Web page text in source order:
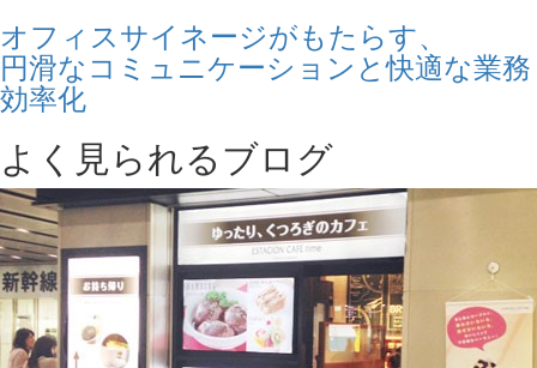
オフィスサイネージがもたらす、
円滑なコミュニケーションと快適な業務
効率化
よく見られるブログ